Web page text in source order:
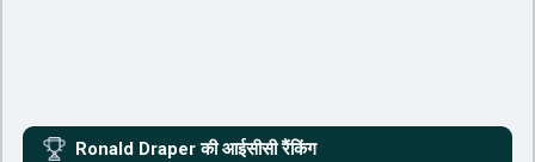
Ronald Draper की आईसीसी रैंकिंग